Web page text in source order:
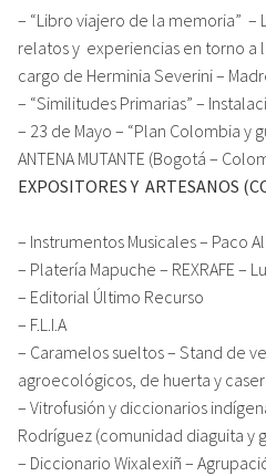
– “Libro viajero de la memoria”
relatos y experiencias en torno
cargo de Herminia Severini –
– “Similitudes Primarias” –
– 23 de Mayo – “Plan Colombia y
ANTENA MUTANTE (Bogotá –
EXPOSITORES Y ARTESANOS
– Instrumentos Musicales – Paco
– Platería Mapuche – REXRAFE –
– Editorial Último Recurso
– F.L.I.A
– Caramelos sueltos – Stand de
agroecológicos, de huerta y
– Vitrofusión y diccionarios
Rodríguez (comunidad diaguita y
– Diccionario Wixalexiñ –